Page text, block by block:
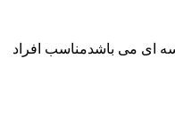
ای می باشدمناسب افراد